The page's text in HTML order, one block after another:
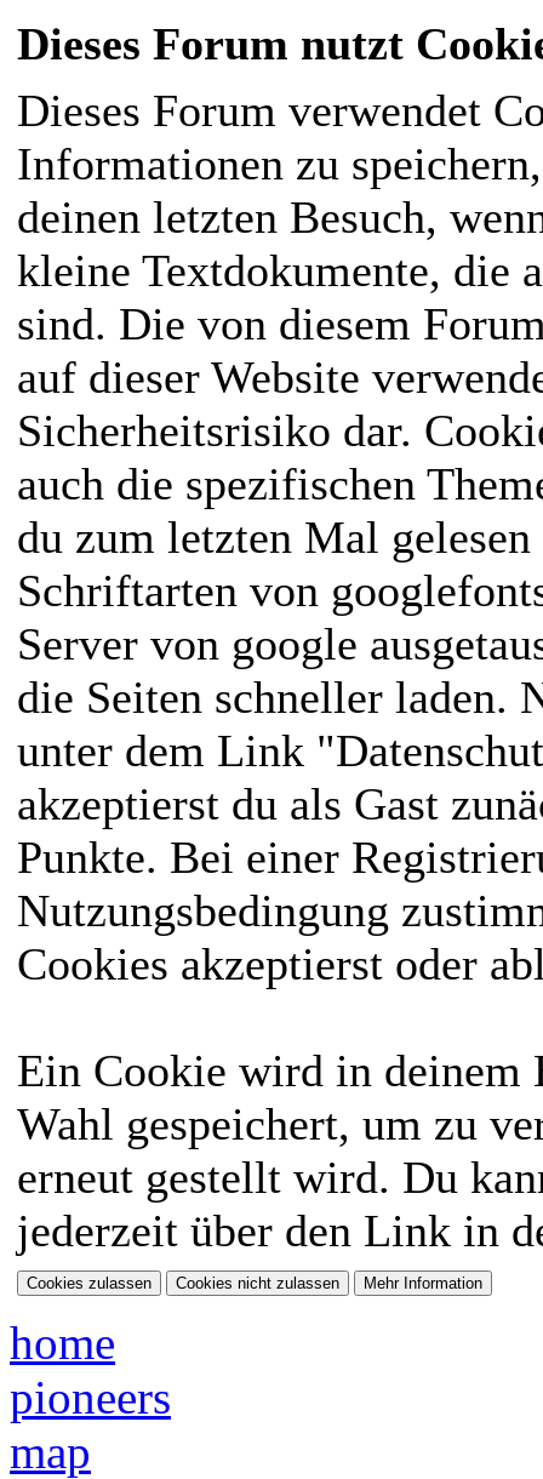
Dieses Forum nutzt
Dieses Forum verwendet
Informationen zu
deinen letzten Besuch,
kleine Textdokumente, die
sind. Die von diesem
auf dieser Website
Sicherheitsrisiko dar.
auch die spezifischen
du zum letzten Mal
Schriftarten von
Server von google
die Seiten schneller laden.
unter dem Link
akzeptierst du als Gast
Punkte. Bei einer
Nutzungsbedingung
Cookies akzeptierst oder
Ein Cookie wird in deinem
Wahl gespeichert, um zu
erneut gestellt wird. Du
jederzeit über den Link in
home
pioneers
map